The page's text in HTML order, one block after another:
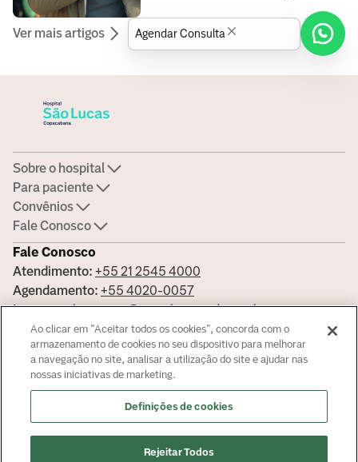
alérgica. Entenda as causas e como
diferenciá-la.
Ver mais artigos
Fale Conosco
Atendimento: +55 21 2545 4000
Agendamento: +55 4020-0057
Imprensa:imprensa@americasmed.com.br
Certificações
Sobre o hospital
Para paciente
Convênios
Fale Conosco
Responsável Técnico: Dr. Renato Ribeiro - CRM 52-78170-3
Agendar Consulta
Ao clicar em "Aceitar todos os cookies", concorda com o
armazenamento de cookies no seu dispositivo para melhorar
a navegação no site, analisar a utilização do site e ajudar nas
nossas iniciativas de marketing.
Definições de cookies
Rejeitar Todos